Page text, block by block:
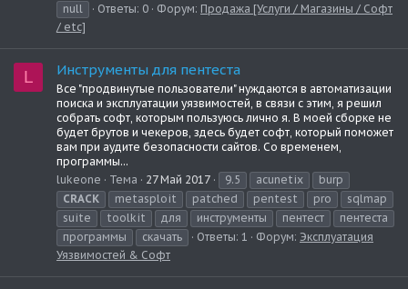
null
Ответы: 0 Форум: Продажа [Услуги / Магазины / Софт
/ etc]
L Инструменты для пентеста
Все "продвинутые пользователи" нуждаются в автоматизации
поиска и эксплуатации уязвимостей, в связи с этим, я решил
собрать софт, которым пользуюсь лично я. В моей сборке не
будет брутов и чекеров, здесь будет софт, который поможет
вам при аудите безопасности сайтов. Со временем,
программы...
lukeone
Тема 27 Май 2017 9.5 acunetix
burp
CRACK
metasploit patched pentest pro
sqlmap
suite
toolkit для инструменты пентест
пентеста
программы
скачать Ответы: 1 Форум: Эксплуатация
Уязвимостей & Софт